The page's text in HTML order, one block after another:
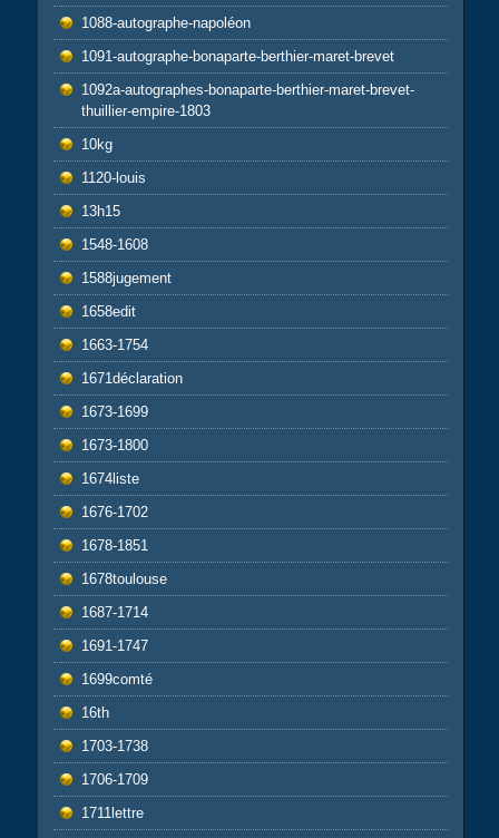
1088-autographe-napoléon
1091-autographe-bonaparte-berthier-maret-brevet
1092a-autographes-bonaparte-berthier-maret-brevet-
thuillier-empire-1803
10kg
1120-louis
13h15
1548-1608
1588jugement
1658edit
1663-1754
1671déclaration
1673-1699
1673-1800
1674liste
1676-1702
1678-1851
1678toulouse
1687-1714
1691-1747
1699comté
16th
1703-1738
1706-1709
1711lettre